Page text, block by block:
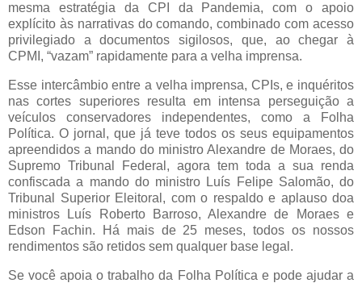
mesma estratégia da CPI da Pandemia, com o apoio
explícito às narrativas do comando, combinado com acesso
privilegiado a documentos sigilosos, que, ao chegar à
CPMI, “vazam” rapidamente para a velha imprensa.
Esse intercâmbio entre a velha imprensa, CPIs, e inquéritos
nas cortes superiores resulta em intensa perseguição a
veículos conservadores independentes, como a Folha
Política. O jornal, que já teve todos os seus equipamentos
apreendidos a mando do ministro Alexandre de Moraes, do
Supremo Tribunal Federal, agora tem toda a sua renda
confiscada a mando do ministro Luís Felipe Salomão, do
Tribunal Superior Eleitoral, com o respaldo e aplauso doa
ministros Luís Roberto Barroso, Alexandre de Moraes e
Edson Fachin. Há mais de 25 meses, todos os nossos
rendimentos são retidos sem qualquer base legal.
Se você apoia o trabalho da Folha Política e pode ajudar a